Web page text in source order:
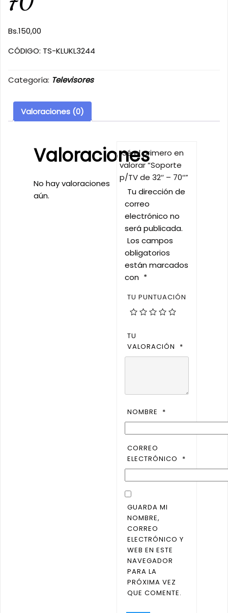
Bs.150,00
CÓDIGO: TS-KLUKL3244
Categoría: Televisores
Valoraciones (0)
Valoraciones
No hay valoraciones
aún.
Sé el primero en
valorar “Soporte
p/TV de 32″ – 70″”
Tu dirección de
correo
electrónico no
será publicada.
Los campos
obligatorios
están marcados
con *
TU PUNTUACIÓN
TU
VALORACIÓN
*
NOMBRE *
CORREO
ELECTRÓNICO
*
GUARDA MI
NOMBRE,
CORREO
ELECTRÓNICO Y
WEB EN ESTE
NAVEGADOR
PARA LA
PRÓXIMA VEZ
QUE COMENTE.